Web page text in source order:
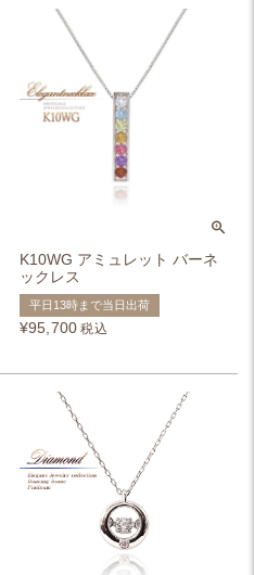
K10WG アミュレット バーネ
ックレス
平日13時まで当日出荷
¥95,700 税込